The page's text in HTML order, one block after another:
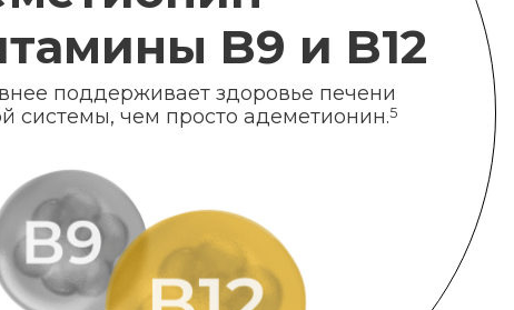
B9 и B12
поддерживает здоровье печени
системы, чем просто адеметионин.5